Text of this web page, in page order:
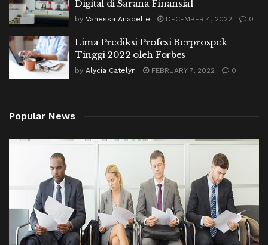
Digital di Sarana Finansial
by Vanessa Anabelle DECEMBER 4, 2022 0
Lima Prediksi Profesi Berprospek
Tinggi 2022 oleh Forbes
by Alycia Catelyn FEBRUARY 7, 2022 0
Popular News